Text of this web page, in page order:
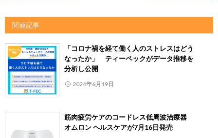
関連記事
「コロナ禍を経て働く人のストレスはどう
なったか」 ティーペックがデータ推移を
分析し公開
2024年6月19日
筋肉疲労ケアのコードレス低周波治療器
オムロン ヘルスケアが7月16日発売